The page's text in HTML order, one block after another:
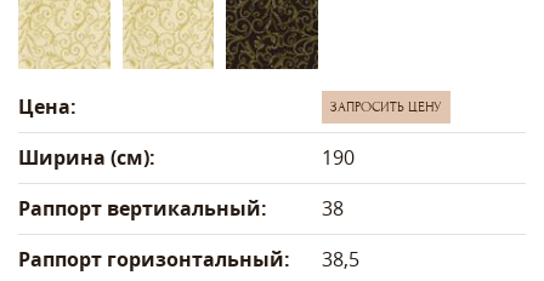
Цена: ЗАПРОСИТЬ ЦЕНУ
Ширина (см):
190
Раппорт вертикальный:
38
Раппорт горизонтальный:
38,5